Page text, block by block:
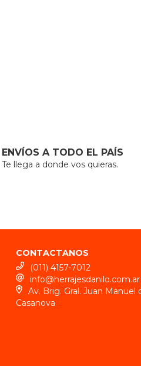
ENVÍOS A TODO EL PAÍS
Te llega a donde vos quieras.
CONTACTANOS
(011) 4157-7012
info@herrajesdanilo.com.ar
Av. Brig. Gral. Juan Manuel
Casanova